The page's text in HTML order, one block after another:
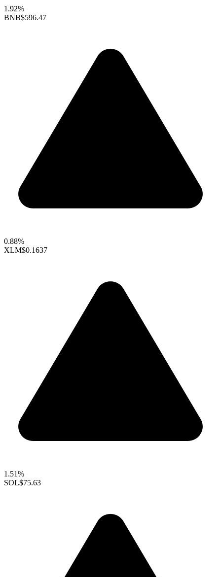
1.92%
BNB$596.47
0.88%
XLM$0.1637
1.51%
SOL$75.63